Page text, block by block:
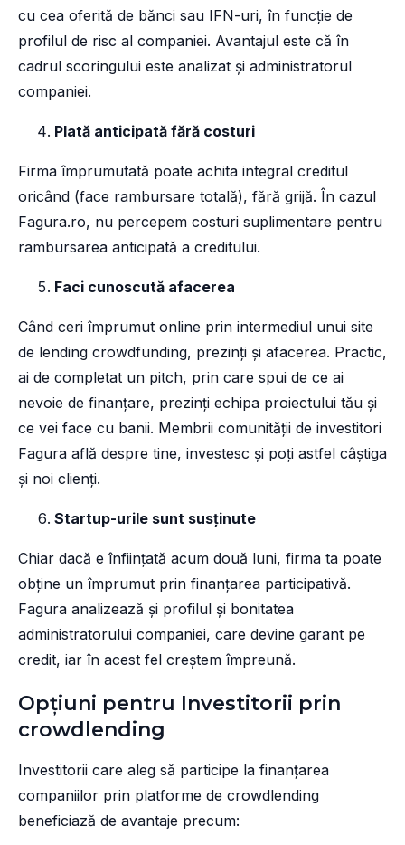
cu cea oferită de bănci sau IFN-uri, în funcție de
profilul de risc al companiei. Avantajul este că în
cadrul scoringului este analizat și administratorul
companiei.
Plată anticipată fără costuri
Firma împrumutată poate achita integral creditul
oricând (face rambursare totală), fără grijă. În cazul
Fagura.ro, nu percepem costuri suplimentare pentru
rambursarea anticipată a creditului.
Faci cunoscută afacerea
Când ceri împrumut online prin intermediul unui site
de lending crowdfunding, prezinți și afacerea. Practic,
ai de completat un pitch, prin care spui de ce ai
nevoie de finanțare, prezinți echipa proiectului tău și
ce vei face cu banii. Membrii comunității de investitori
Fagura află despre tine, investesc și poți astfel câștiga
și noi clienți.
Startup-urile sunt susținute
Chiar dacă e înființată acum două luni, firma ta poate
obține un împrumut prin finanțarea participativă.
Fagura analizează și profilul și bonitatea
administratorului companiei, care devine garant pe
credit, iar în acest fel creștem împreună.
Opțiuni pentru Investitorii prin
crowdlending
Investitorii care aleg să participe la finanțarea
companiilor prin platforme de crowdlending
beneficiază de avantaje precum: